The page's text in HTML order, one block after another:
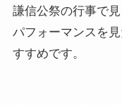
謙信公祭の行事で
パフォーマンスを
すすめです。